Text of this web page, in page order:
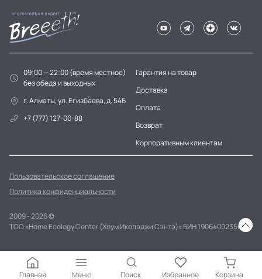
09:00 — 22:00 (время местное)
без обеда и выходных
г. Алматы, ул. Егизбаева, д. 54Б
+7 (777) 127-00-88
Гарантия на товар
Доставка
Оплата
Возврат
Корпоративным клиентам
Пользовательское соглашение
Политика конфиденциальности
2009 - 2026 ©
ТОО «Home Ecology Center (Хоум Иколэджи Сэнтэ)» БИН 190640023562
Главная Меню Поиск Избранное Корзина